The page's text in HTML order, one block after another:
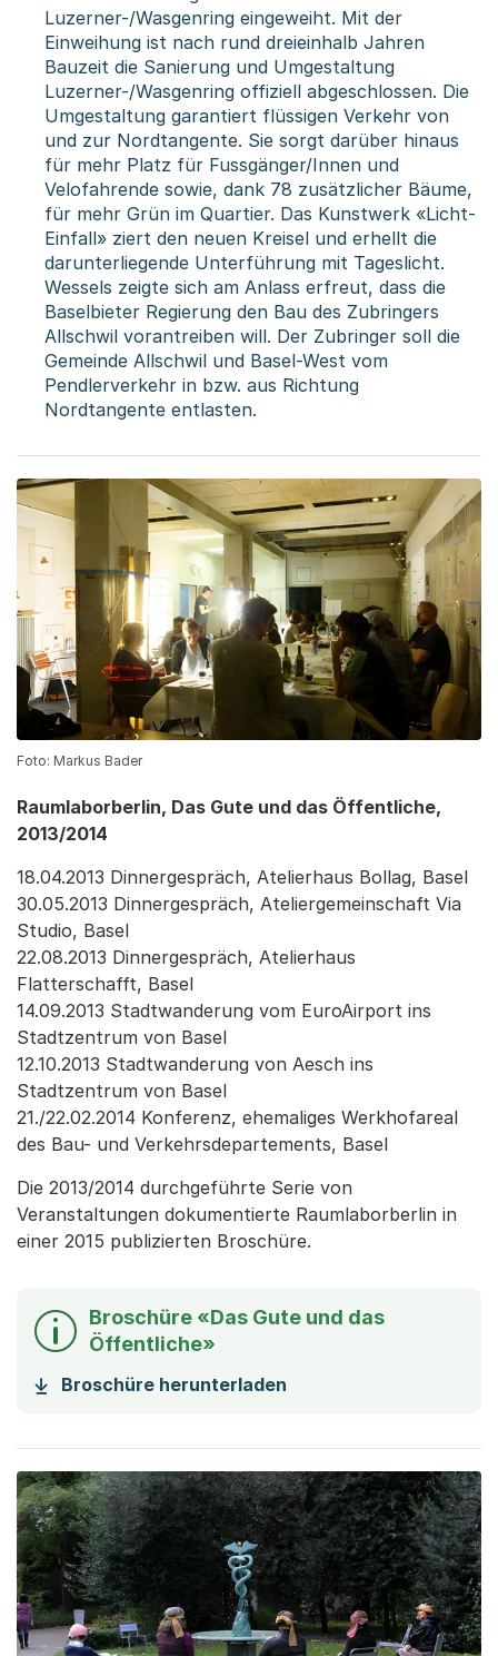
Luzerner-/Wasgenring eingeweiht. Mit der
Einweihung ist nach rund dreieinhalb Jahren
Bauzeit die Sanierung und Umgestaltung
Luzerner-/Wasgenring offiziell abgeschlossen. Die
Umgestaltung garantiert flüssigen Verkehr von
und zur Nordtangente. Sie sorgt darüber hinaus
für mehr Platz für Fussgänger/Innen und
Velofahrende sowie, dank 78 zusätzlicher Bäume,
für mehr Grün im Quartier. Das Kunstwerk «Licht-
Einfall» ziert den neuen Kreisel und erhellt die
darunterliegende Unterführung mit Tageslicht.
Wessels zeigte sich am Anlass erfreut, dass die
Baselbieter Regierung den Bau des Zubringers
Allschwil vorantreiben will. Der Zubringer soll die
Gemeinde Allschwil und Basel-West vom
Pendlerverkehr in bzw. aus Richtung
Nordtangente entlasten.
Foto: Markus Bader
Raumlaborberlin, Das Gute und das Öffentliche,
2013/2014
18.04.2013 Dinnergespräch, Atelierhaus Bollag, Basel
30.05.2013 Dinnergespräch, Ateliergemeinschaft Via
Studio, Basel
22.08.2013 Dinnergespräch, Atelierhaus
Flatterschafft, Basel
14.09.2013 Stadtwanderung vom EuroAirport ins
Stadtzentrum von Basel
12.10.2013 Stadtwanderung von Aesch ins
Stadtzentrum von Basel
21./22.02.2014 Konferenz, ehemaliges Werkhofareal
des Bau- und Verkehrsdepartements, Basel
Die 2013/2014 durchgeführte Serie von
Veranstaltungen dokumentierte Raumlaborberlin in
einer 2015 publizierten Broschüre.
Broschüre «Das Gute und das
Öffentliche»
Broschüre herunterladen